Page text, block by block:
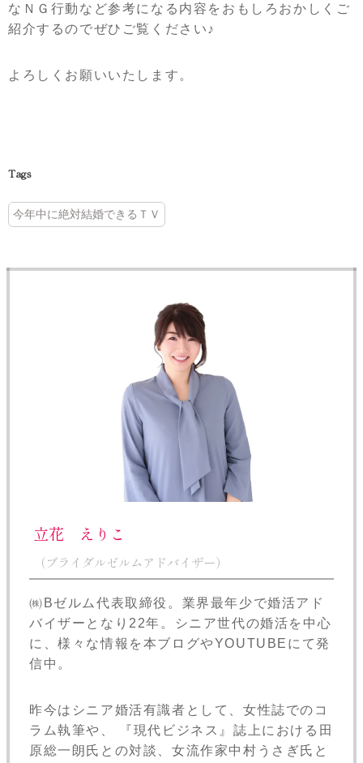
なＮＧ行動など参考になる内容をおもしろおかしくご
紹介するのでぜひご覧ください♪
よろしくお願いいたします。
Tags
今年中に絶対結婚できるＴＶ
立花 えりこ
（ブライダルゼルムアドバイザー）
㈱Bゼルム代表取締役。業界最年少で婚活アド
バイザーとなり22年。シニア世代の婚活を中心
に、様々な情報を本ブログやYOUTUBEにて発
信中。
昨今はシニア婚活有識者として、女性誌でのコ
ラム執筆や、 『現代ビジネス』誌上における田
原総一朗氏との対談、女流作家中村うさぎ氏と